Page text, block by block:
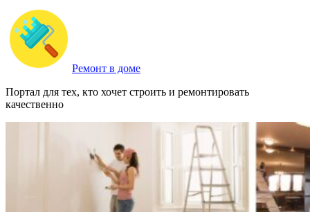
Ремонт в доме
Портал для тех, кто хочет строить и ремонтировать
качественно